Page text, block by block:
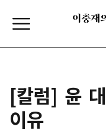
[칼럼] 윤
이유